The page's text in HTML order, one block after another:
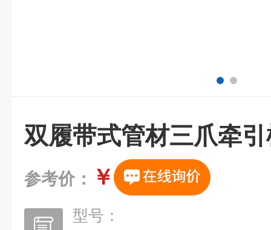
双履带式管材三爪牵
参考价： ￥
型号：